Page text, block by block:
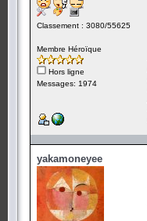
Classement : 3080/55625
Membre Héroïque
Hors ligne
Messages: 1974
yakamoneyee